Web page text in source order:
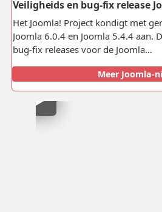
Veiligheids en bug-fix release
Het Joomla! Project kondigt met
Joomla 6.0.4 en Joomla 5.4.4 aan.
bug-fix releases voor de Joomla...
Meer Joomla-
Klik
om